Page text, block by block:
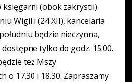
księgarni (obok zakrystii).
Wigilii (24 XII), kancelaria
będzie nieczynna,
dostępne tylko do godz. 15.00.
też Mszy
o 17.30 i 18.30. Zapraszamy